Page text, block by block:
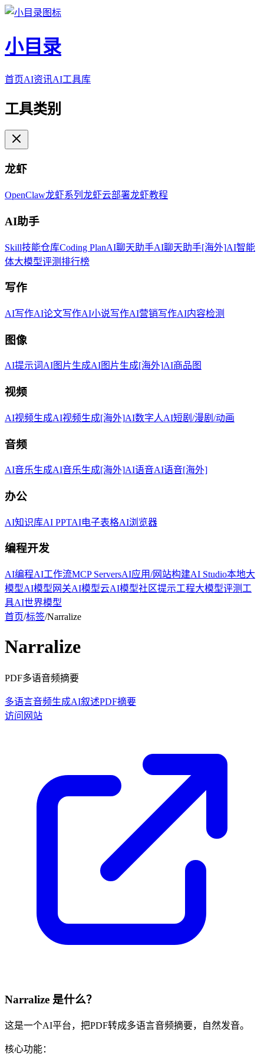
小目录
首页AI资讯AI工具库
工具类别
龙虾
OpenClaw龙虾系列 龙虾云部署龙虾教程
AI助手
Skill技能仓库Coding PlanAI聊天助手AI聊天助手[海外]AI智能
体大模型评测排行榜
写作
AI写作AI论文写作AI小说写作AI营销写作AI内容检测
图像
AI提示词AI图片生成AI图片生成[海外]AI商品图
视频
AI视频生成AI视频生成[海外]AI数字人AI短剧/漫剧/动画
音频
AI音乐生成AI音乐生成[海外]AI语音AI语音[海外]
办公
AI知识库AI PPTAI电子表格AI浏览器
编程开发
AI编程AI工作流MCP ServersAI应用/网站构建AI Studio本地大
模型AI模型网关AI模型云AI模型社区提示工程大模型评测工
具AI世界模型
首页/标签/Narralize
Narralize
PDF多语音频摘要
多语言音频生成AI叙述PDF摘要
访问网站
Narralize 是什么？
这是一个AI平台，把PDF转成多语言音频摘要，自然发音。
核心功能：